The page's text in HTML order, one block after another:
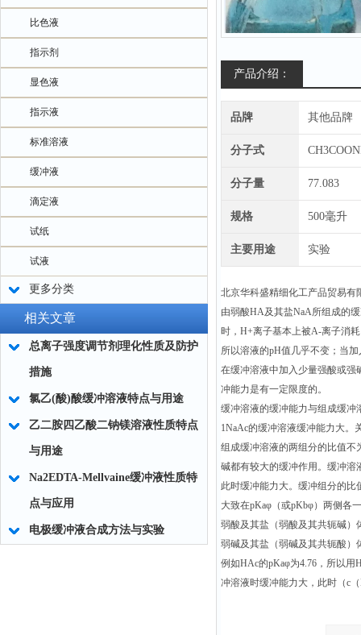
比色液
指示剂
显色液
指示液
标准溶液
缓冲液
滴定液
试纸
试液
更多分类
相关文章
总离子强度调节剂理化性质及防护
措施
氯乙(酸)酸缓冲溶液特点与用途
乙二胺四乙酸二钠镁溶液性质特点
与用途
Na2EDTA-Mellvaine缓冲液性质特
点与应用
电极缓冲液合成方法与实验
产品介绍：
品牌 其他品牌
分子式
分子量 77.083
规格 500毫升
主要用途 实验
北京华科盛精细化工产品贸易有
由弱酸HA及其盐NaA所组成的
时，H+离子基本上被A-离子消
所以溶液的pH值几乎不变；当
在缓冲溶液中加入少量强酸或强
冲能力是有一定限度的。
缓冲溶液的缓冲能力与组成缓冲
1NaAc的缓冲溶液缓冲能力大
组成缓冲溶液的两组分的比值不
碱都有较大的缓冲作用。缓冲溶
此时缓冲能力大。缓冲组分的比
大致在pKaφ（或pKbφ）两侧各
弱酸及其盐（弱酸及其共轭碱）
弱碱及其盐（弱碱及其共轭酸）
例如HAc的pKaφ为4.76，所以用
冲溶液时缓冲能力大，此时（c